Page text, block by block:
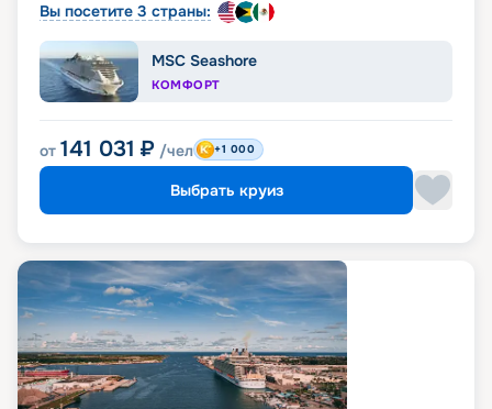
Вы посетите 3 страны:
MSC Seashore
КОМФОРТ
от 141 031 ₽ /чел +1 000
Выбрать круиз